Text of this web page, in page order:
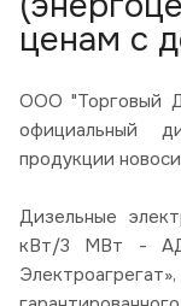
ценам с
ООО "Торговый
официальный
продукции
Дизельные
кВт/3 МВт - АД